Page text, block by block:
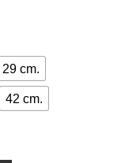
29 cm.
42 cm.